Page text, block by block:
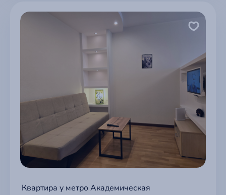
Квартира у метро Академическая